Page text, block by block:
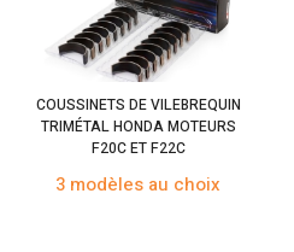
COUSSINETS DE VILEBREQUIN
TRIMÉTAL HONDA MOTEURS
F20C ET F22C
3 modèles au choix